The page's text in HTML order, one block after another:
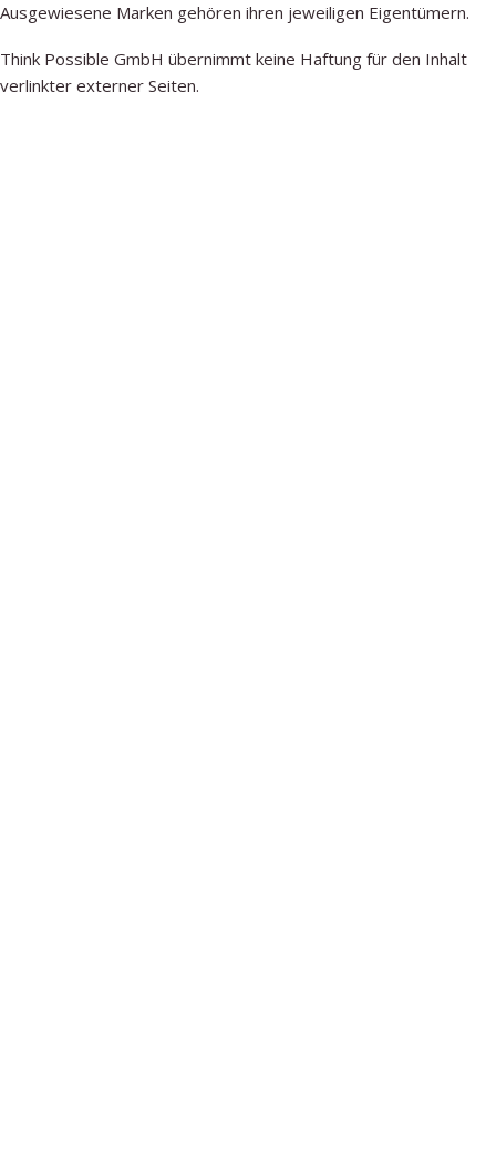
Ausgewiesene Marken gehören ihren jeweiligen Eigentümern.
Think Possible GmbH übernimmt keine Haftung für den Inhalt
verlinkter externer Seiten.